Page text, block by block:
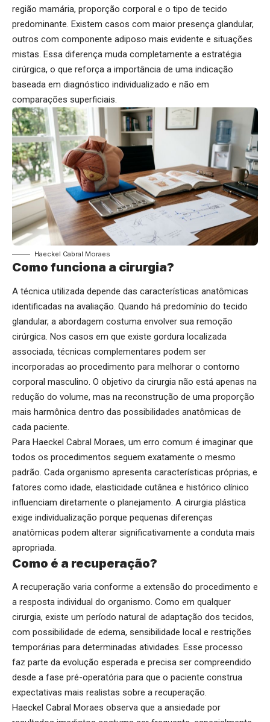
região mamária, proporção corporal e o tipo de tecido
predominante. Existem casos com maior presença glandular,
outros com componente adiposo mais evidente e situações
mistas. Essa diferença muda completamente a estratégia
cirúrgica, o que reforça a importância de uma indicação
baseada em diagnóstico individualizado e não em
comparações superficiais.
Haeckel Cabral Moraes
Como funciona a cirurgia?
A técnica utilizada depende das características anatômicas
identificadas na avaliação. Quando há predomínio do tecido
glandular, a abordagem costuma envolver sua remoção
cirúrgica. Nos casos em que existe gordura localizada
associada, técnicas complementares podem ser
incorporadas ao procedimento para melhorar o contorno
corporal masculino. O objetivo da cirurgia não está apenas na
redução do volume, mas na reconstrução de uma proporção
mais harmônica dentro das possibilidades anatômicas de
cada paciente.
Para Haeckel Cabral Moraes, um erro comum é imaginar que
todos os procedimentos seguem exatamente o mesmo
padrão. Cada organismo apresenta características próprias, e
fatores como idade, elasticidade cutânea e histórico clínico
influenciam diretamente o planejamento. A cirurgia plástica
exige individualização porque pequenas diferenças
anatômicas podem alterar significativamente a conduta mais
apropriada.
Como é a recuperação?
A recuperação varia conforme a extensão do procedimento e
a resposta individual do organismo. Como em qualquer
cirurgia, existe um período natural de adaptação dos tecidos,
com possibilidade de edema, sensibilidade local e restrições
temporárias para determinadas atividades. Esse processo
faz parte da evolução esperada e precisa ser compreendido
desde a fase pré-operatória para que o paciente construa
expectativas mais realistas sobre a recuperação.
Haeckel Cabral Moraes observa que a ansiedade por